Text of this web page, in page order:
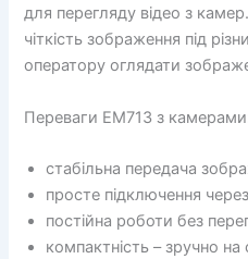
для перегляду відео з
чіткість зображення під
оператору оглядати
Переваги EM713 з
стабільна передача
просте підключення
постійна роботи без
компактність – зручно на